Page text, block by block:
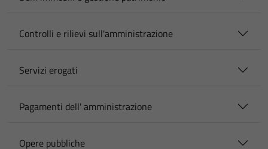
Controlli e rilievi sull'amministrazione
Servizi erogati
Pagamenti dell' amministrazione
Opere pubbliche